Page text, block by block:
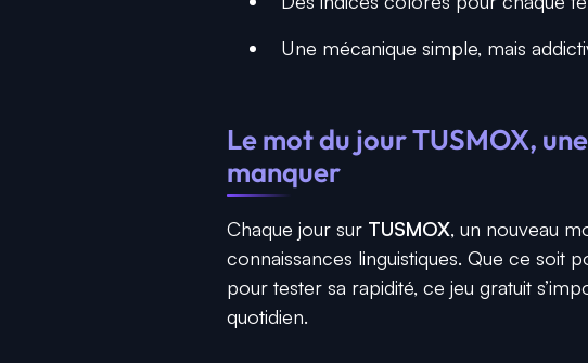
Une mécanique simple, mais
Le mot du jour TUSMOX,
manquer
Chaque jour sur TUSMOX, un nouveau
connaissances linguistiques. Que ce soit
pour tester sa rapidité, ce jeu gratuit
quotidien.